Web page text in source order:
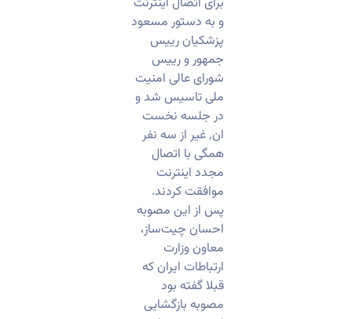
و به دستور مسعود
پزشکیان رییس
جمهور و رییس
شورای عالی امنیت
ملی تاسیس شد و
در جلسه نخست
ان٬ غیر از سه نفر
همگی با اتصال
مجدد اینترنت
موافقت کردند.
پس از این مصوبه
احسان چیت‌ساز،
معاون وزارت
ارتباطات ایران که
قبلا گفته بود
مصوبه بازگشایی